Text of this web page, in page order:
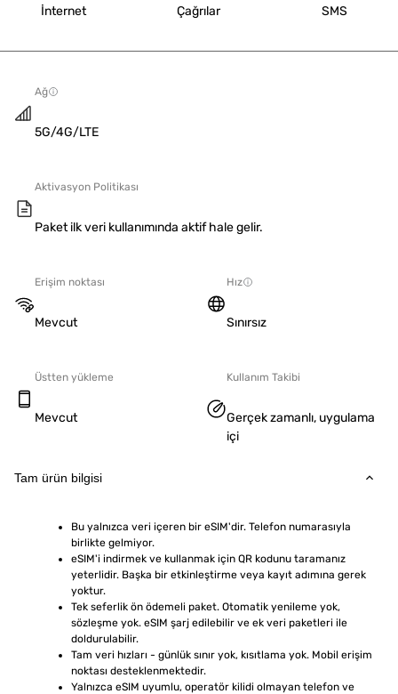
İnternet Çağrılar SMS
Ağ
5G/4G/LTE
Aktivasyon Politikası
Paket ilk veri kullanımında aktif hale gelir.
Erişim noktası
Mevcut
Hız
Sınırsız
Üstten yükleme
Mevcut
Kullanım Takibi
Gerçek zamanlı, uygulama
içi
Tam ürün bilgisi
Bu yalnızca veri içeren bir eSIM'dir. Telefon numarasıyla
birlikte gelmiyor.
eSIM'i indirmek ve kullanmak için QR kodunu taramanız
yeterlidir. Başka bir etkinleştirme veya kayıt adımına gerek
yoktur.
Tek seferlik ön ödemeli paket. Otomatik yenileme yok,
sözleşme yok. eSIM şarj edilebilir ve ek veri paketleri ile
doldurulabilir.
Tam veri hızları - günlük sınır yok, kısıtlama yok. Mobil erişim
noktası desteklenmektedir.
Yalnızca eSIM uyumlu, operatör kilidi olmayan telefon ve